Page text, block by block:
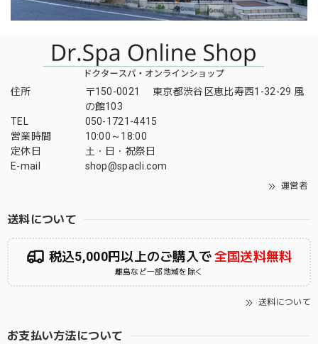
住所
〒150-0021 東京都渋谷区恵比寿西1-32-29 風
の館103
TEL
050-1721-4415
営業時間
10:00～18:00
定休日
土・日・祝祭日
E-mail
shop@spacli.com
運営者
送料について
税込5,000円以上のご購入で全国送料無料
離島など一部地域を除く
送料について
お支払い方法について